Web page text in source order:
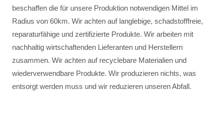
beschaffen die für unsere Produktion notwendigen Mittel im
Radius von 60km. Wir achten auf langlebige, schadstofffreie,
reparaturfähige und zertifizierte Produkte. Wir arbeiten mit
nachhaltig wirtschaftenden Lieferanten und Herstellern
zusammen. Wir achten auf recyclebare Materialien und
wiederverwendbare Produkte. Wir produzieren nichts, was
entsorgt werden muss und wir reduzieren unseren Abfall.